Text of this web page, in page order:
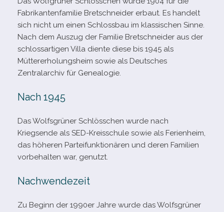
Fabrikantenfamilie Bretschneider erbaut. Es han­delt
sich nicht um einen Schlossbau im klas­si­schen Sinne.
Nach dem Auszug der Familie Bretschneider aus der
schloss­ar­ti­gen Villa diente diese bis 1945 als
Müttererholungsheim sowie als Deutsches
Zentralarchiv für Genealogie.
Nach 1945
Das Wolfsgrüner Schlösschen wurde nach
Kriegsende als SED-​Kreisschule sowie als Ferienheim,
das höhe­ren Parteifunktionären und deren Familien
vor­be­hal­ten war, genutzt.
Nachwendezeit
Zu Beginn der 1990er Jahre wurde das Wolfsgrüner